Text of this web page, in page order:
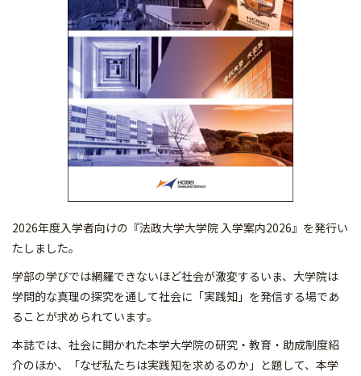
2026年度入学者向けの『法政大学大学院 入学案内2026』を発行い
たしました。
学部の学びでは網羅できないほど社会が激変するいま、大学院は
学問的な真理の探究を通して社会に「実践知」を発信する場であ
ることが求められています。
本誌では、社会に開かれた本学大学院の研究・教育・助成制度紹
介のほか、「なぜ私たちは実践知を求めるのか」と題して、本学